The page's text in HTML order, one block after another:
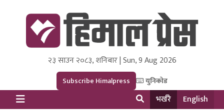
Himal Press
Dot NewsyNepal Media and Research Pvt Ltd.
२३ साउन २०८३, शनिबार | Sun, 9 Aug 2026
Subscribe Himalpress युनिकोड
भर्खरै English